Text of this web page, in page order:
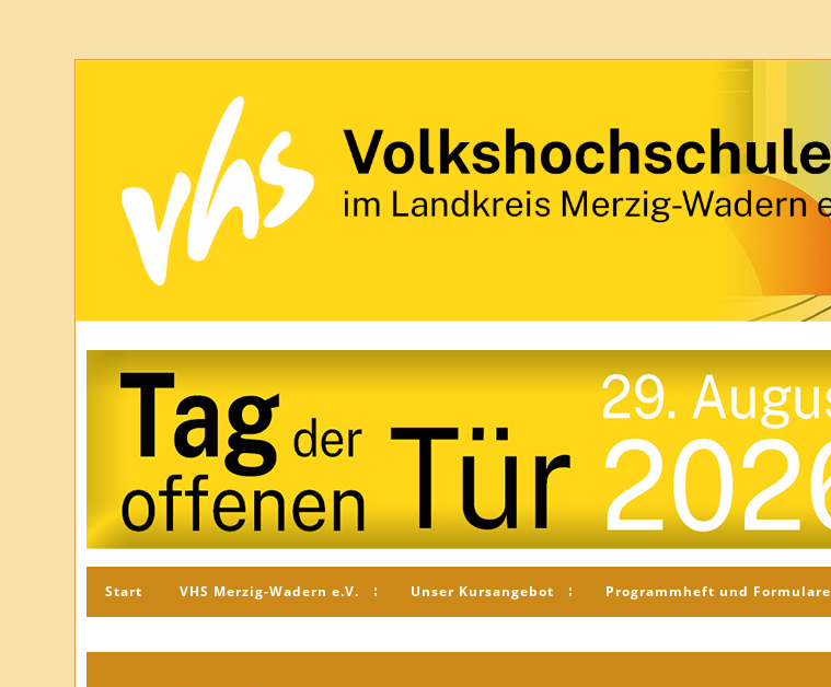
Start VHS Merzig-Wadern e.V. Unser Kursangebot Programmheft und Formulare